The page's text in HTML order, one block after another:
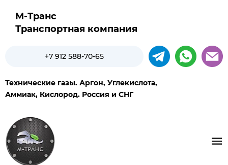
М-Транс
Транспортная компания
+7 912 588-70-65
Технические газы. Аргон, Углекислота,
Аммиак, Кислород. Россия и СНГ​